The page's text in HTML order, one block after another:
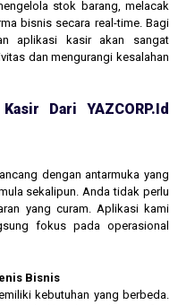
stok barang, melacak
bisnis secara real-time. Bagi
aplikasi kasir akan sangat
dan mengurangi kesalahan
Dari YAZCORP.id
dengan antarmuka yang
sekalipun. Anda tidak perlu
yang curam. Aplikasi kami
fokus pada operasional
Bisnis
kebutuhan yang berbeda.